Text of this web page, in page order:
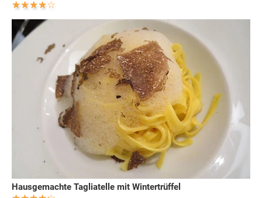
Hausgemachte Tagliatelle mit Wintertrüffel